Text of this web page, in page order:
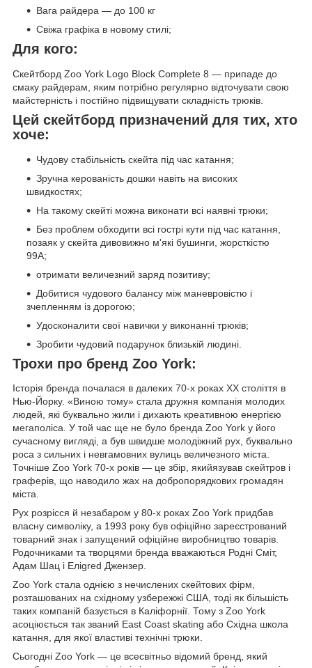
Вага райдера — до 100 кг
Свіжа графіка в новому стилі;
Для кого:
Скейтборд Zoo York Logo Block Complete 8 — припаде до
смаку райдерам, яким потрібно регулярно відточувати свою
майстерність і постійно підвищувати складність трюків.
Цей скейтборд призначений для тих, хто
хоче:
Чудову стабільність скейта під час катання;
Зручна керованість дошки навіть на високих
швидкостях;
На такому скейті можна виконати всі наявні трюки;
Без проблем обходити всі гострі кути під час катання,
позаяк у скейта дивовижно м'які бушинги, жорсткістю
99A;
отримати величезний заряд позитиву;
Добитися чудового балансу між маневровістю і
зчепленням із дорогою;
Удосконалити свої навички у виконанні трюків;
Зробити чудовий подарунок близькій людині.
Трохи про бренд Zoo York:
Історія бренда почалася в далеких 70-х роках ХХ століття в
Нью-Йорку. «Виною тому» стала дружня компанія молодих
людей, які буквально жили і дихають креативною енергією
мегаполіса. У той час ще не було бренда Zoo York у його
сучасному вигляді, а був швидше молодіжний рух, буквально
роса з сильних і невгамовних вулиць величезного міста.
Точніше Zoo York 70-х років — це збір, якийязував скейтров і
граферів, що наводило жах на добропорядкових громадян
міста.
Рух розрісся й незабаром у 80-х роках Zoo York придбав
власну символіку, а 1993 року був офіційно зареєстрований
товарний знак і запущений офіційне виробництво товарів.
Родочниками та творцями бренда вважаються Родні Сміт,
Адам Шац і Еліgred Джензер.
Zoo York стала однією з нечислених скейтових фірм,
розташованих на східному узбережжі США, тоді як більшість
таких компаній базується в Каліфорнії. Тому з Zoo York
асоціюється так званий East Coast skating або Східна школа
катання, для якої властиві технічні трюки.
Сьогодні Zoo York — це всесвітньо відомий бренд, який